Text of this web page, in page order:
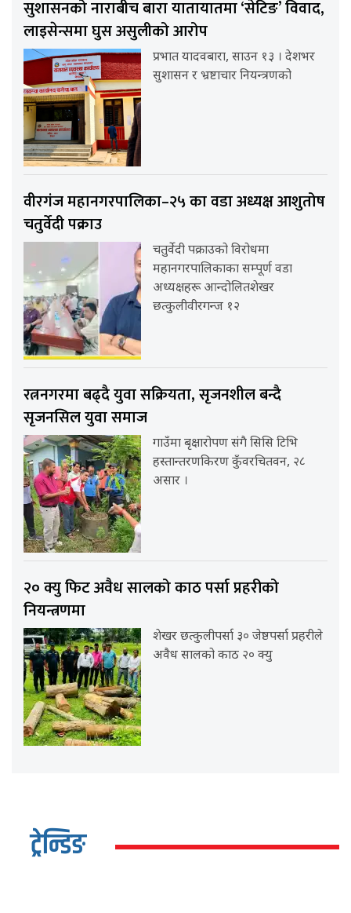
सुशासनको नाराबीच बारा यातायातमा ‘सेटिङ’ विवाद,
लाइसेन्समा घुस असुलीको आरोप
प्रभात यादवबारा, साउन १३ । देशभर
सुशासन र भ्रष्टाचार नियन्त्रणको
वीरगंज महानगरपालिका–२५ का वडा अध्यक्ष आशुतोष
चतुर्वेदी पक्राउ
चतुर्वेदी पक्राउको विरोधमा
महानगरपालिकाका सम्पूर्ण वडा
अध्यक्षहरू आन्दोलितशेखर
छत्कुलीवीरगन्ज १२
रत्ननगरमा बढ्दै युवा सक्रियता, सृजनशील बन्दै
सृजनसिल युवा समाज
गाउँमा बृक्षारोपण संगै सिसि टिभि
हस्तान्तरणकिरण कुँवरचितवन, २८
असार ।
२० क्यु फिट अवैध सालको काठ पर्सा प्रहरीको
नियन्त्रणमा
शेखर छत्कुलीपर्सा ३० जेष्ठपर्सा प्रहरीले
अवैध सालको काठ २० क्यु
ट्रेन्डिङ